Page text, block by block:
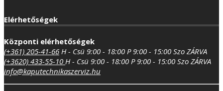
Elérhetőségek
Központi elérhetőségek
(+361) 205-41-66 H - Csü 9:00 - 18:00 P 9:00 - 15:00 Szo ZÁRVA
(+3620) 433-55-10 H - Csü 9:00 - 18:00 P 9:00 - 15:00 Szo ZÁRVA
info@kaputechnikaszerviz.hu